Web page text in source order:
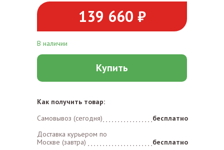
139 660 ₽
В наличии
Купить
Как получить товар:
Самовывоз (сегодня)
бесплатно
Доставка курьером по
Москве (завтра)
бесплатно